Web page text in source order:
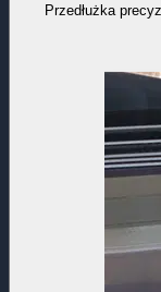
Przedłużka